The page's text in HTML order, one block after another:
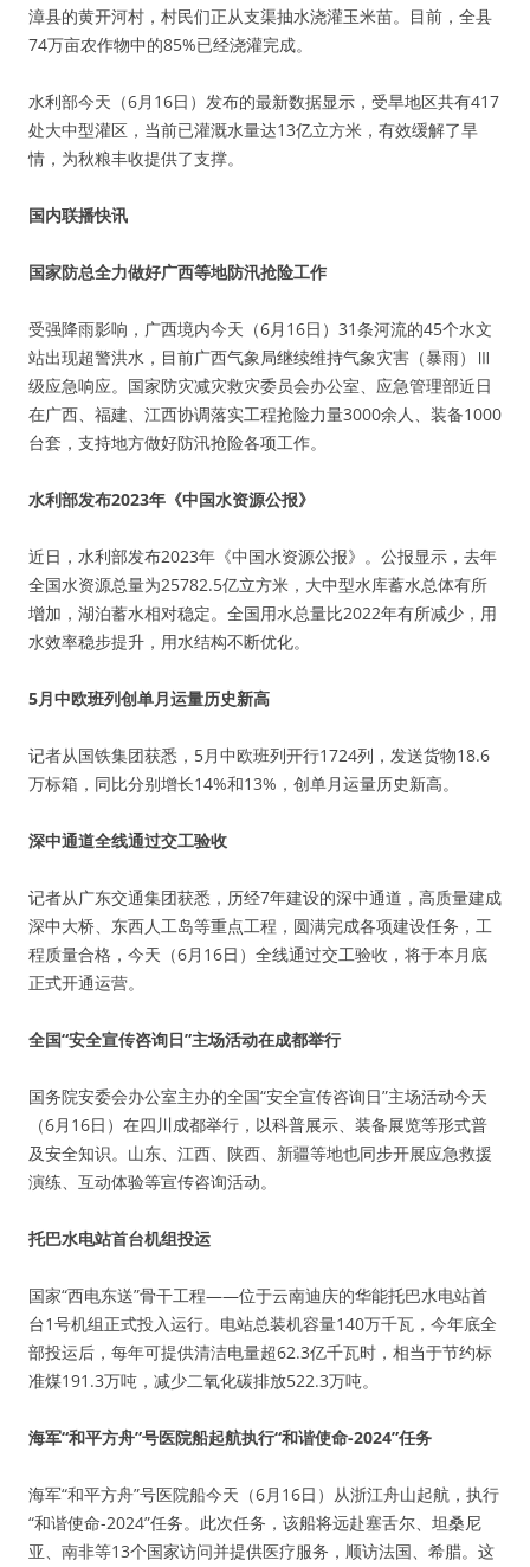
漳县的黄开河村，村民们正从支渠抽水浇灌玉米苗。目前，全县
74万亩农作物中的85%已经浇灌完成。
水利部今天（6月16日）发布的最新数据显示，受旱地区共有417
处大中型灌区，当前已灌溉水量达13亿立方米，有效缓解了旱
情，为秋粮丰收提供了支撑。
国内联播快讯
国家防总全力做好广西等地防汛抢险工作
受强降雨影响，广西境内今天（6月16日）31条河流的45个水文
站出现超警洪水，目前广西气象局继续维持气象灾害（暴雨）Ⅲ
级应急响应。国家防灾减灾救灾委员会办公室、应急管理部近日
在广西、福建、江西协调落实工程抢险力量3000余人、装备1000
台套，支持地方做好防汛抢险各项工作。
水利部发布2023年《中国水资源公报》
近日，水利部发布2023年《中国水资源公报》。公报显示，去年
全国水资源总量为25782.5亿立方米，大中型水库蓄水总体有所
增加，湖泊蓄水相对稳定。全国用水总量比2022年有所减少，用
水效率稳步提升，用水结构不断优化。
5月中欧班列创单月运量历史新高
记者从国铁集团获悉，5月中欧班列开行1724列，发送货物18.6
万标箱，同比分别增长14%和13%，创单月运量历史新高。
深中通道全线通过交工验收
记者从广东交通集团获悉，历经7年建设的深中通道，高质量建成
深中大桥、东西人工岛等重点工程，圆满完成各项建设任务，工
程质量合格，今天（6月16日）全线通过交工验收，将于本月底
正式开通运营。
全国“安全宣传咨询日”主场活动在成都举行
国务院安委会办公室主办的全国“安全宣传咨询日”主场活动今天
（6月16日）在四川成都举行，以科普展示、装备展览等形式普
及安全知识。山东、江西、陕西、新疆等地也同步开展应急救援
演练、互动体验等宣传咨询活动。
托巴水电站首台机组投运
国家“西电东送”骨干工程——位于云南迪庆的华能托巴水电站首
台1号机组正式投入运行。电站总装机容量140万千瓦，今年底全
部投运后，每年可提供清洁电量超62.3亿千瓦时，相当于节约标
准煤191.3万吨，减少二氧化碳排放522.3万吨。
海军“和平方舟”号医院船起航执行“和谐使命-2024”任务
海军“和平方舟”号医院船今天（6月16日）从浙江舟山起航，执行
“和谐使命-2024”任务。此次任务，该船将远赴塞舌尔、坦桑尼
亚、南非等13个国家访问并提供医疗服务，顺访法国、希腊。这